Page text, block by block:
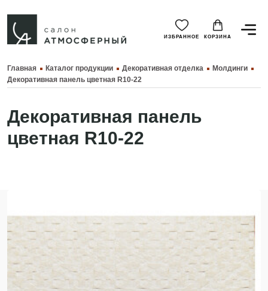
ИЗБРАННОЕ КОРЗИНА
Главная Каталог продукции Декоративная отделка
Молдинги
Декоративная панель цветная R10-22
Декоративная панель
цветная R10-22